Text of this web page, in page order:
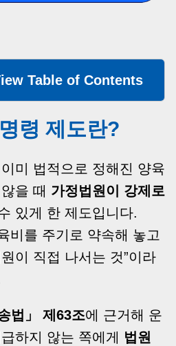
Table of Contents
령 제도란?
미 법적으로 정해진 양육
을 때 가정법원이 강제로
있게 한 제도입니다.
비를 주기로 약속해 놓고
이 직접 나서는 것”이라
법」 제63조에 근거해 운
하지 않는 쪽에게 법원